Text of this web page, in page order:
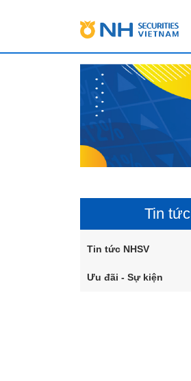
Tin tức
Tin tức NHSV
Ưu đãi - Sự kiện